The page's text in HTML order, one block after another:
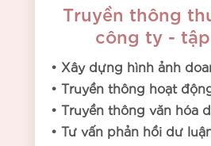
Truyền thông
công ty -
• Xây dựng hình ảnh
• Truyền thông hoạt
• Truyền thông văn hóa
• Tư vấn phản hồi dư